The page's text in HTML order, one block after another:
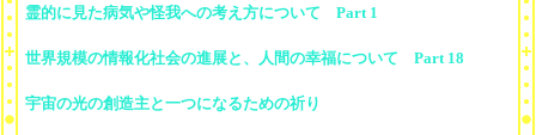
霊的に見た病気や怪我への考え方について Part 1
世界規模の情報化社会の進展と、人間の幸福について Part 18
宇宙の光の創造主と一つになるための祈り